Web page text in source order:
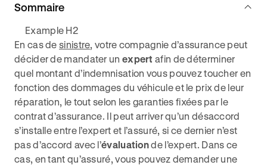
Sommaire
Example H2
En cas de sinistre, votre compagnie d’assurance peut
décider de mandater un expert afin de déterminer
quel montant d’indemnisation vous pouvez toucher en
fonction des dommages du véhicule et le prix de leur
réparation, le tout selon les garanties fixées par le
contrat d’assurance. Il peut arriver qu’un désaccord
s’installe entre l’expert et l’assuré, si ce dernier n’est
pas d’accord avec l’évaluationde l’expert. Dans ce
cas, en tant qu’assuré, vous pouvez demander une